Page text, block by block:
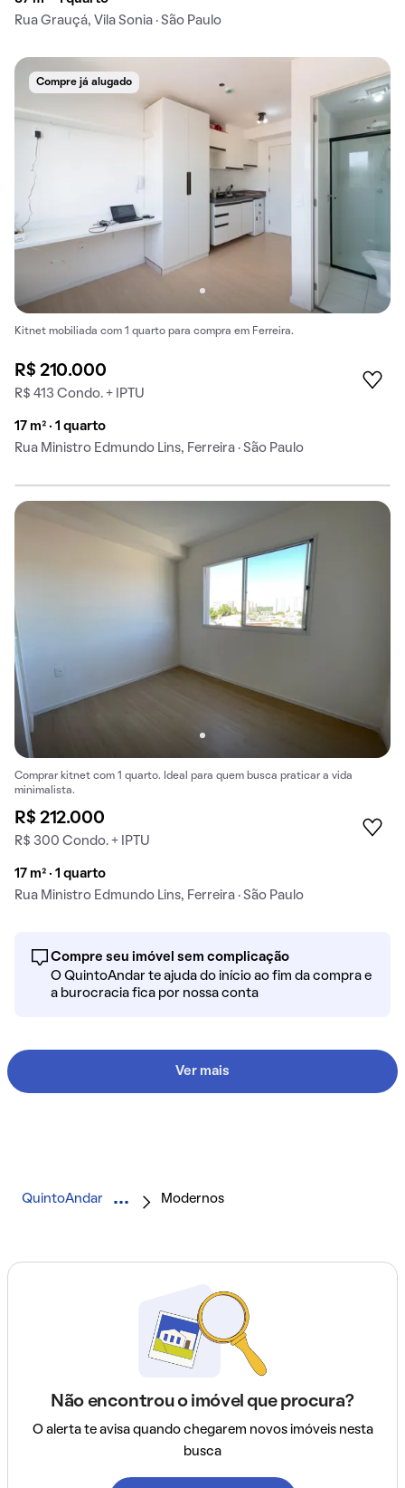
Rua Grauçá, Vila Sonia · São Paulo
Compre já alugado
Kitnet mobiliada com 1 quarto para compra em Ferreira.
R$ 210.000
R$ 413 Condo. + IPTU
17 m² · 1 quarto
Rua Ministro Edmundo Lins, Ferreira · São Paulo
Comprar kitnet com 1 quarto. Ideal para quem busca praticar a vida
minimalista.
R$ 212.000
R$ 300 Condo. + IPTU
17 m² · 1 quarto
Rua Ministro Edmundo Lins, Ferreira · São Paulo
Compre seu imóvel sem complicação
O QuintoAndar te ajuda do início ao fim da compra e
a burocracia fica por nossa conta
Ver mais
QuintoAndar Modernos
Não encontrou o imóvel que procura?
O alerta te avisa quando chegarem novos imóveis nesta
busca